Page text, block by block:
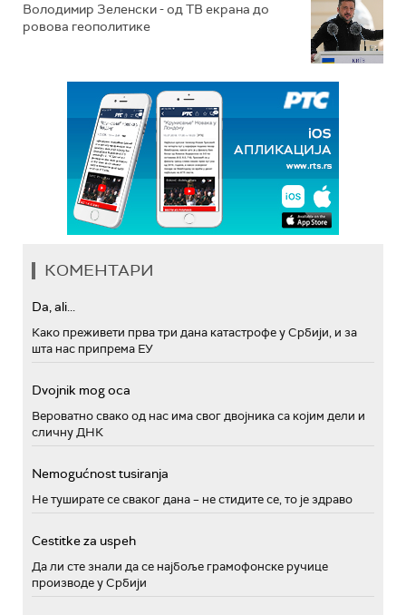
Володимир Зеленски - од ТВ екрана до
ровова геополитике
КОМЕНТАРИ
Da, ali...
Како преживети прва три дана катастрофе у Србији, и за
шта нас припрема ЕУ
Dvojnik mog oca
Вероватно свако од нас има свог двојника са којим дели и
сличну ДНК
Nemogućnost tusiranja
Не туширате се сваког дана – не стидите се, то је здраво
Cestitke za uspeh
Да ли сте знали да се најбоље грамофонске ручице
производе у Србији